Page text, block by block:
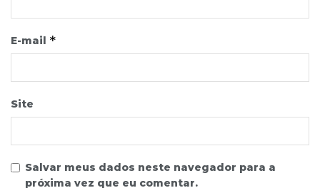
E-mail *
Site
Salvar meus dados neste navegador para a
próxima vez que eu comentar.